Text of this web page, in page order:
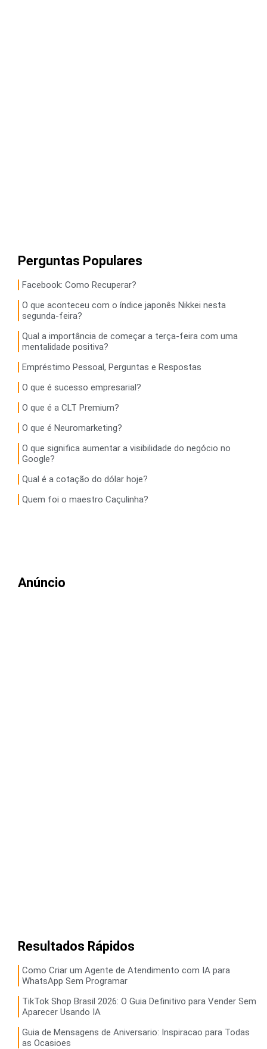
Perguntas Populares
Facebook: Como Recuperar?
O que aconteceu com o índice japonês Nikkei nesta
segunda-feira?
Qual a importância de começar a terça-feira com uma
mentalidade positiva?
Empréstimo Pessoal, Perguntas e Respostas
O que é sucesso empresarial?
O que é a CLT Premium?
O que é Neuromarketing?
O que significa aumentar a visibilidade do negócio no
Google?
Qual é a cotação do dólar hoje?
Quem foi o maestro Caçulinha?
Anúncio
Resultados Rápidos
Como Criar um Agente de Atendimento com IA para
WhatsApp Sem Programar
TikTok Shop Brasil 2026: O Guia Definitivo para Vender Sem
Aparecer Usando IA
Guia de Mensagens de Aniversario: Inspiracao para Todas
as Ocasioes